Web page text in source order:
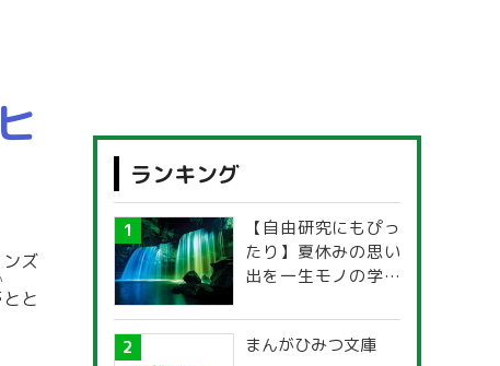
ズ
とと
ランキング
【自由研究にもぴっ
たり】夏休みの思い
出を一生モノの学び
探究ガイド
まんがひみつ文庫